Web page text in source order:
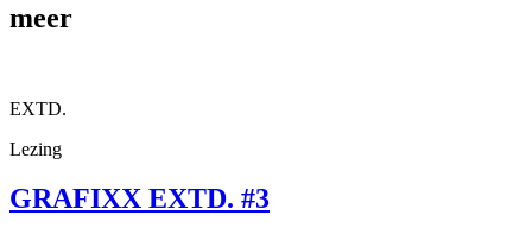
meer
EXTD.
Lezing
GRAFIXX EXTD. #3